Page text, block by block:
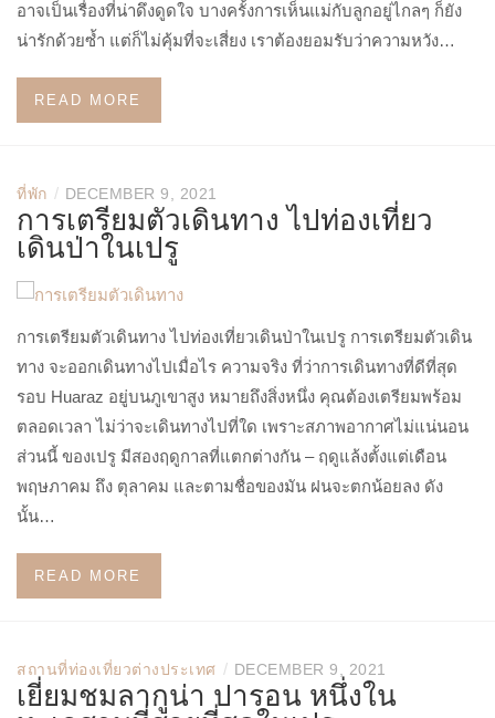
อาจเป็นเรื่องที่น่าดึงดูดใจ บางครั้งการเห็นแม่กับลูกอยู่ไกลๆ ก็ยัง
น่ารักด้วยซ้ำ แต่ก็ไม่คุ้มที่จะเสี่ยง เราต้องยอมรับว่าความหวัง…
READ MORE
ที่พัก / DECEMBER 9, 2021
การเตรียมตัวเดินทาง ไปท่องเที่ยว
เดินป่าในเปรู
การเตรียมตัวเดินทาง ไปท่องเที่ยวเดินป่าในเปรู การเตรียมตัวเดิน
ทาง จะออกเดินทางไปเมื่อไร ความจริง ที่ว่าการเดินทางที่ดีที่สุด
รอบ Huaraz อยู่บนภูเขาสูง หมายถึงสิ่งหนึ่ง คุณต้องเตรียมพร้อม
ตลอดเวลา ไม่ว่าจะเดินทางไปที่ใด เพราะสภาพอากาศไม่แน่นอน
ส่วนนี้ ของเปรู มีสองฤดูกาลที่แตกต่างกัน – ฤดูแล้งตั้งแต่เดือน
พฤษภาคม ถึง ตุลาคม และตามชื่อของมัน ฝนจะตกน้อยลง ดัง
นั้น…
READ MORE
สถานที่ท่องเที่ยวต่างประเทศ / DECEMBER 9, 2021
เยี่ยมชมลากูน่า ปารอน หนึ่งใน